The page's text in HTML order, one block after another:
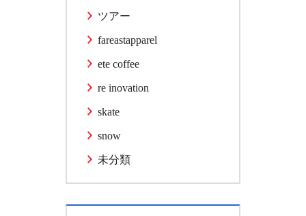
ツアー
fareastapparel
ete coffee
re inovation
skate
snow
未分類